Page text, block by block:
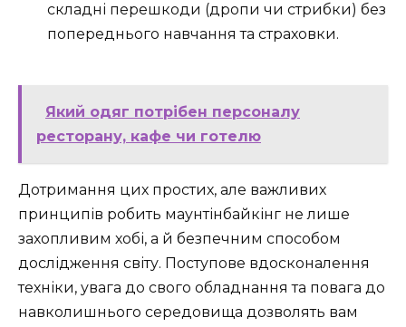
складні перешкоди (дропи чи стрибки) без
попереднього навчання та страховки.
Який одяг потрібен персоналу
ресторану, кафе чи готелю
Дотримання цих простих, але важливих
принципів робить маунтінбайкінг не лише
захопливим хобі, а й безпечним способом
дослідження світу. Поступове вдосконалення
техніки, увага до свого обладнання та повага до
навколишнього середовища дозволять вам